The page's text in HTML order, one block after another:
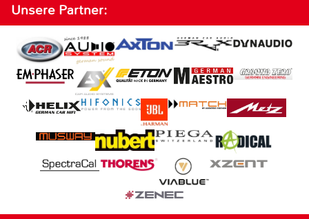
Unsere Partner: